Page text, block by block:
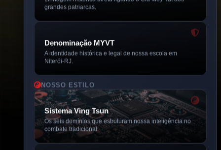
Linhagem histórica direta ligando o Clã Moy Yat aos
grandes patriarcas.
Denominação MYVT
A identidade histórica e legal de nossa escola em
Niterói-RJ.
NOSSO ESTILO
Sistema Ving Tsun
Os seis domínios que estruturam nossa inteligência no
combate tradicional.